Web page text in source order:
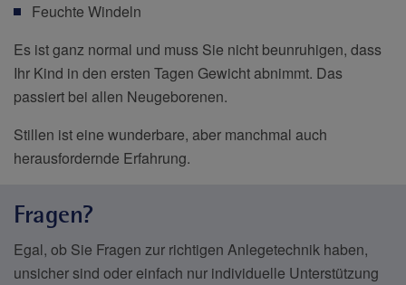
Feuchte Windeln
Es ist ganz normal und muss Sie nicht beunruhigen, dass
Ihr Kind in den ersten Tagen Gewicht abnimmt. Das
passiert bei allen Neugeborenen.
Stillen ist eine wunderbare, aber manchmal auch
herausfordernde Erfahrung.
Fragen?
Egal, ob Sie Fragen zur richtigen Anlegetechnik haben,
unsicher sind oder einfach nur individuelle Unterstützung